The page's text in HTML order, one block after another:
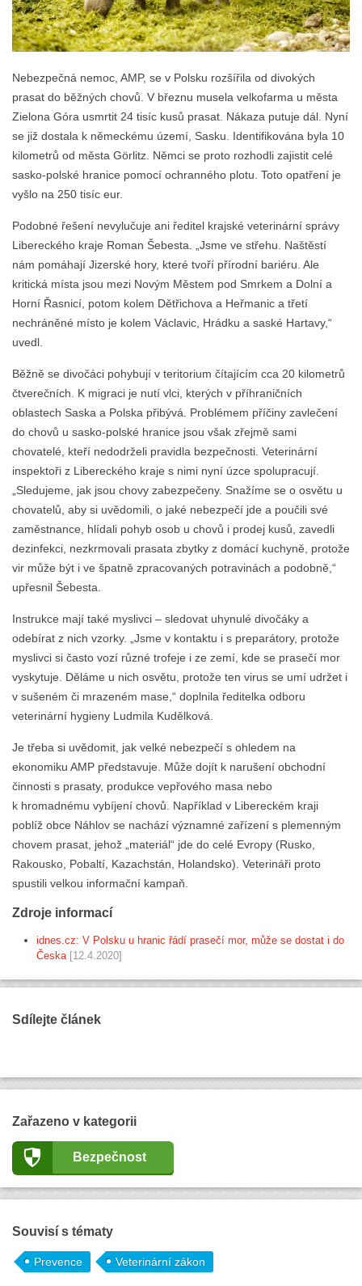
Nebezpečná nemoc, AMP, se v Polsku rozšířila od divokých
prasat do běžných chovů. V březnu musela velkofarma u města
Zielona Góra usmrtit 24 tisíc kusů prasat. Nákaza putuje dál. Nyní
se již dostala k německému území, Sasku. Identifikována byla 10
kilometrů od města Görlitz. Němci se proto rozhodli zajistit celé
sasko-polské hranice pomocí ochranného plotu. Toto opatření je
vyšlo na 250 tisíc eur.
Podobné řešení nevylučuje ani ředitel krajské veterinární správy
Libereckého kraje Roman Šebesta. „Jsme ve střehu. Naštěstí
nám pomáhají Jizerské hory, které tvoří přírodní bariéru. Ale
kritická místa jsou mezi Novým Městem pod Smrkem a Dolní a
Horní Řasnicí, potom kolem Dětřichova a Heřmanic a třetí
nechráněné místo je kolem Václavic, Hrádku a saské Hartavy,“
uvedl.
Běžně se divočáci pohybují v teritorium čítajícím cca 20 kilometrů
čtverečních. K migraci je nutí vlci, kterých v příhraničních
oblastech Saska a Polska přibývá. Problémem příčiny zavlečení
do chovů u sasko-polské hranice jsou však zřejmě sami
chovatelé, kteří nedodrželi pravidla bezpečnosti. Veterinární
inspektoři z Libereckého kraje s nimi nyní úzce spolupracují.
„Sledujeme, jak jsou chovy zabezpečeny. Snažíme se o osvětu u
chovatelů, aby si uvědomili, o jaké nebezpečí jde a poučili své
zaměstnance, hlídali pohyb osob u chovů i prodej kusů, zavedli
dezinfekci, nezkrmovali prasata zbytky z domácí kuchyně, protože
vir může být i ve špatně zpracovaných potravinách a podobně,“
upřesnil Šebesta.
Instrukce mají také myslivci – sledovat uhynulé divočáky a
odebírat z nich vzorky. „Jsme v kontaktu i s preparátory, protože
myslivci si často vozí různé trofeje i ze zemí, kde se prasečí mor
vyskytuje. Děláme u nich osvětu, protože ten virus se umí udržet i
v sušeném či mrazeném mase,“ doplnila ředitelka odboru
veterinární hygieny Ludmila Kudělková.
Je třeba si uvědomit, jak velké nebezpečí s ohledem na
ekonomiku AMP představuje. Může dojít k narušení obchodní
činnosti s prasaty, produkce vepřového masa nebo
k hromadnému vybíjení chovů. Například v Libereckém kraji
poblíž obce Náhlov se nachází významné zařízení s plemenným
chovem prasat, jehož „materiál“ jde do celé Evropy (Rusko,
Rakousko, Pobaltí, Kazachstán, Holandsko). Veterináři proto
spustili velkou informační kampaň.
Zdroje informací
idnes.cz: V Polsku u hranic řádí prasečí mor, může se dostat i do
Česka [12.4.2020]
Sdílejte článek
Zařazeno v kategorii
Bezpečnost
Souvisí s tématy
Prevence Veterinární zákon